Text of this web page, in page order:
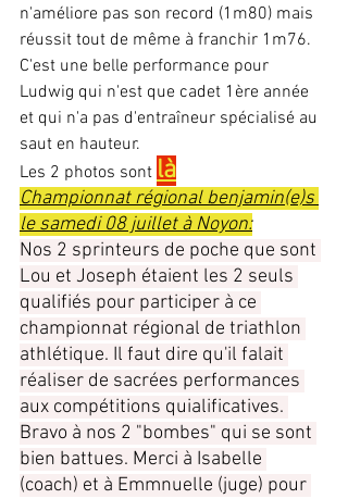
n'améliore pas son record (1m80) mais
réussit tout de même à franchir 1m76.
C'est une belle performance pour
Ludwig qui n'est que cadet 1ère année
et qui n'a pas d'entraîneur spécialisé au
saut en hauteur.
Les 2 photos sont là
Championnat régional benjamin(e)s
le samedi 08 juillet à Noyon:
Nos 2 sprinteurs de poche que sont
Lou et Joseph étaient les 2 seuls
qualifiés pour participer à ce
championnat régional de triathlon
athlétique. Il faut dire qu'il falait
réaliser de sacrées performances
aux compétitions quialificatives.
Bravo à nos 2 "bombes" qui se sont
bien battues. Merci à Isabelle
(coach) et à Emmnuelle (juge) pour